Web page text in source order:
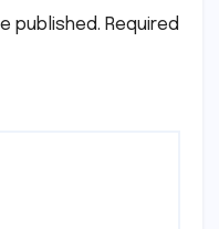
published. Required